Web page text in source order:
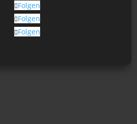
Folgen
Folgen
Folgen